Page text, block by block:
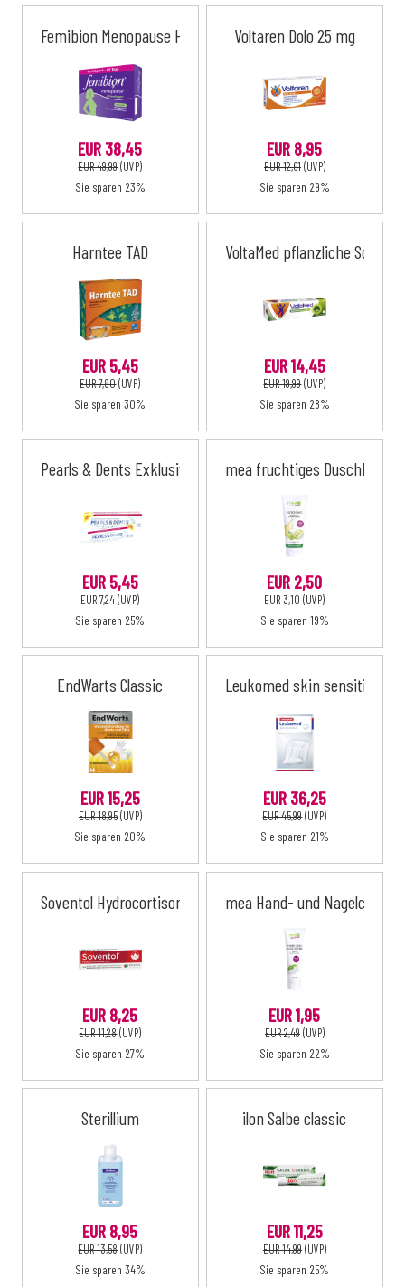
Femibion Menopause Hitzewallungen
EUR 38,45
EUR 49,99(UVP)
Sie sparen 23%
Voltaren Dolo 25 mg
EUR 8,95
EUR 12,61(UVP)
Sie sparen 29%
Harntee TAD
EUR 5,45
EUR 7,80(UVP)
Sie sparen 30%
VoltaMed pflanzliche
EUR 14,45
EUR 19,99(UVP)
Sie sparen 28%
Pearls & Dents Exklusiv-Zahncreme ohne Titandioxid
EUR 5,45
EUR 7,24(UVP)
Sie sparen 25%
mea fruchtiges Duschbad
EUR 2,50
EUR 3,10(UVP)
Sie sparen 19%
EndWarts Classic
EUR 15,25
EUR 18,95(UVP)
Sie sparen 20%
Leukomed skin sensitive
EUR 36,25
EUR 45,99(UVP)
Sie sparen 21%
Soventol Hydrocortisonacetat 0,5 %
EUR 8,25
EUR 11,28(UVP)
Sie sparen 27%
mea Hand- und Nagelcreme
EUR 1,95
EUR 2,49(UVP)
Sie sparen 22%
Sterillium
EUR 8,95
EUR 13,58(UVP)
Sie sparen 34%
ilon Salbe classic
EUR 11,25
EUR 14,99(UVP)
Sie sparen 25%